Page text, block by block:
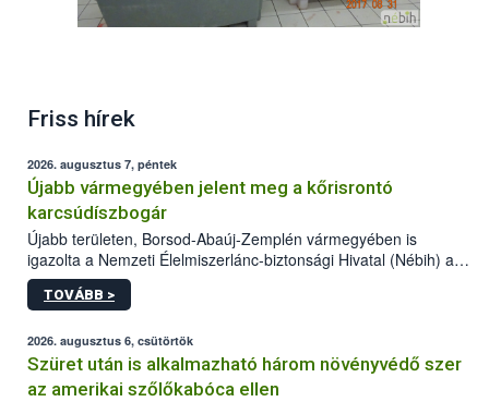
Friss hírek
2026. augusztus 7, péntek
Újabb vármegyében jelent meg a kőrisrontó
karcsúdíszbogár
Újabb területen, Borsod-Abaúj-Zemplén vármegyében is
igazolta a Nemzeti Élelmiszerlánc-biztonsági Hivatal (Nébih) a
kőrisrontó karcsúdíszbogár (Agrilus planipennis) jelenlétét. A
kártevőt nem csak színcsapdában találták meg, de már fertőzött
az intenzív felderítést, emellett az intézkedéseket a szlovák
hatósággal is összehangolják a terjedés megállítása érdekében.
TOVÁBB >
2026. augusztus 6, csütörtök
Szüret után is alkalmazható három növényvédő szer
az amerikai szőlőkabóca ellen